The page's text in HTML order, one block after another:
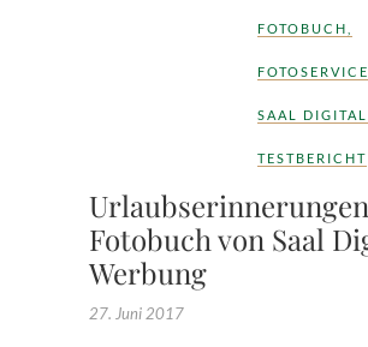
FOTOBUCH
FOTOSERVICE
SAAL DIGITAL
TESTBERICHT
Fotobuch von Saal
Werbung
27. Juni 2017